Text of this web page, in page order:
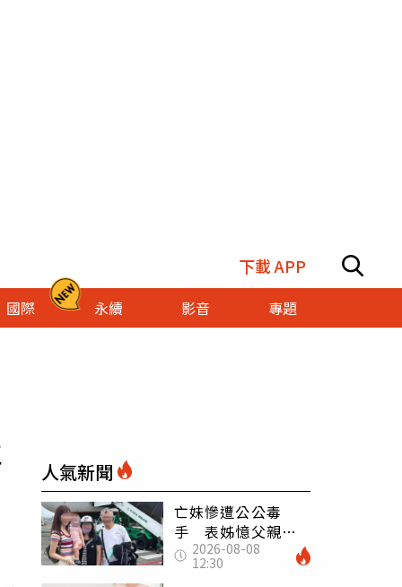
下載 APP
國際 永續 影音 專題
人氣新聞
亡妹慘遭公公毒
手 表姊憶父親節
前夕：小舅舅仍到
殯儀館陪她說話
2026-08-08
12:30